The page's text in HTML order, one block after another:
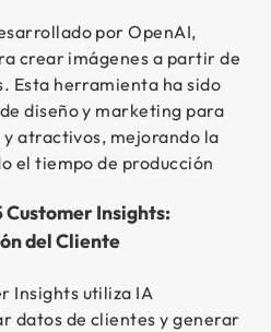
por OpenAI,
crear imágenes a partir de
Esta herramienta ha sido
diseño y marketing para
atractivos, mejorando la
el tiempo de producción
Customer Insights:
del Cliente
Insightsutiliza IA
datos de clientes y generar